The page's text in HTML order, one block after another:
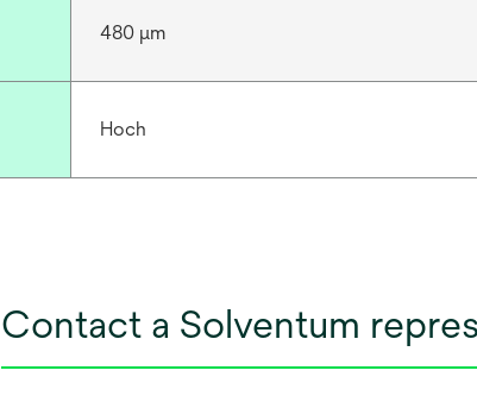
480 μm
Hoch
Contact a Solventum